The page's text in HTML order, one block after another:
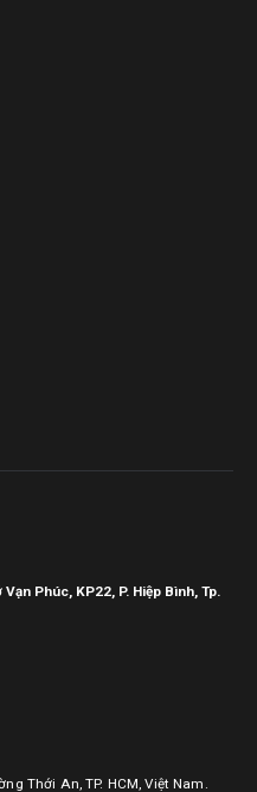
Phúc, KP22, P. Hiệp Bình, Tp.
Thới An, TP. HCM, Việt Nam.